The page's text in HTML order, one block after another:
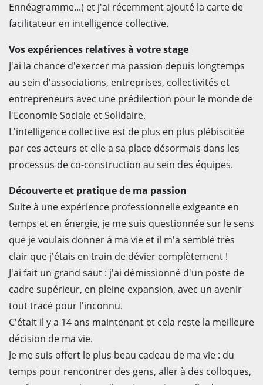
Ennéagramme...) et j'ai récemment ajouté la carte de
facilitateur en intelligence collective.
Vos expériences relatives à votre stage
J'ai la chance d'exercer ma passion depuis longtemps
au sein d'associations, entreprises, collectivités et
entrepreneurs avec une prédilection pour le monde de
l'Economie Sociale et Solidaire.
L'intelligence collective est de plus en plus plébiscitée
par ces acteurs et elle a sa place désormais dans les
processus de co-construction au sein des équipes.
Découverte et pratique de ma passion
Suite à une expérience professionnelle exigeante en
temps et en énergie, je me suis questionnée sur le sens
que je voulais donner à ma vie et il m'a semblé très
clair que j'étais en train de dévier complètement !
J'ai fait un grand saut : j'ai démissionné d'un poste de
cadre supérieur, en pleine expansion, avec un avenir
tout tracé pour l'inconnu.
C'était il y a 14 ans maintenant et cela reste la meilleure
décision de ma vie.
Je me suis offert le plus beau cadeau de ma vie : du
temps pour rencontrer des gens, aller à des colloques,